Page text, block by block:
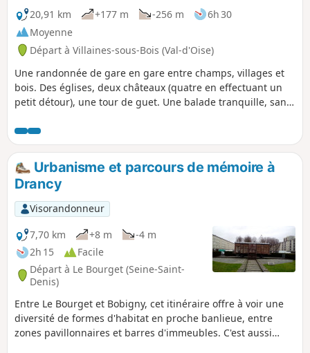
20,91 km
+177 m -256 m
6h 30
Moyenne
Départ à Villaines-sous-Bois (Val-d'Oise)
Une randonnée de gare en gare entre champs, villages et
bois. Des églises, deux châteaux (quatre en effectuant un
petit détour), une tour de guet. Une balade tranquille, sans
Urbanisme et parcours de mémoire à
Drancy
Visorandonneur
7,70 km
+8 m
-4 m
2h 15
Facile
Départ à Le Bourget (Seine-Saint-
Denis)
Entre Le Bourget et Bobigny, cet itinéraire offre à voir une
diversité de formes d'habitat en proche banlieue, entre
zones pavillonnaires et barres d'immeubles. C'est aussi